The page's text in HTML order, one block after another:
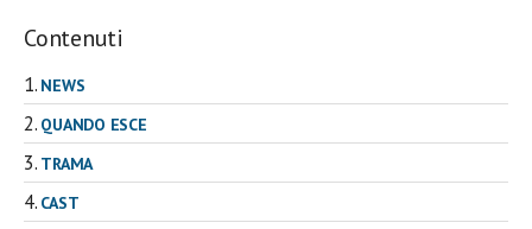
Contenuti
NEWS
QUANDO ESCE
TRAMA
CAST